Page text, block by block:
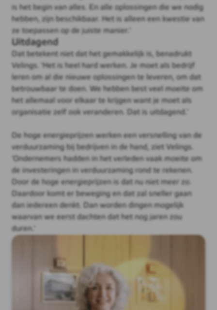
is het begin van alles. En alle oplossingen die we nodig
hebben, zijn beschikbaar. Het is alleen een kwestie van
ze toepassen op de juiste manier.'
Uitdagend
Dat betekent niet dat het gemakkelijk is, benadrukt
Velings. 'Het is heel hard werken. Je moet als bedrijf
leren om al die nieuwe oplossingen te leveren, om dat
betrouwbaar te doen. We hebben best veel moeite om
het allemaal voor elkaar te krijgen want je moet als
organisatie zelf ook veranderen. Dat is uitdagend.'
De hoge energieprijzen werken een versnelling van de
verduurzaming bij bedrijven in de hand, ziet Velings.
'Ondernemers hadden in het verleden vaak moeite om
de investeringen in verduurzaming rond te rekenen.
Door de hoge energieprijzen is dat nu niet meer zo.
Daardoor komt er beweging en dat zal sneller gaan
dan iedereen denkt. Dan worden dingen mogelijk
waarvan we eerst dachten dat het nog jaren zou
duren.'